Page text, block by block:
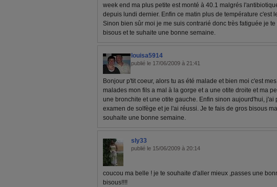
week end ma plus petite est monté à 40.1 malgrés
depuis lundi dernier. Enfin ce matin plus de température c'est
Sinon bien sûr moi je me suis contrarié donc très fatiguée je
bisous et te suhaite une bonne semaine.
louisa5914
publié le 17/06/2009 à 21:41
Bonjour p'tit coeur, alors tu as été malade et bien moi c'est
malades mon fils a mal à la gorge et a une otite droite et ma
une bronchite et une otite gauche. Enfin sinon aujourd'hui, j'ai
examen de solfège et je l'ai réussi. Je te fais de gros bisous
souhaite une bonne semaine.
sly33
publié le 15/06/2009 à 20:14
coucou ma belle ! je te souhaite d'aller mieux ,passes une
bisous!!!!